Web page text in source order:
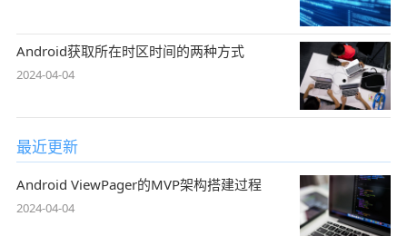
Android获取所在时区时间的两种方式
2024-04-04
最近更新
Android ViewPager的MVP架构搭建过程
2024-04-04